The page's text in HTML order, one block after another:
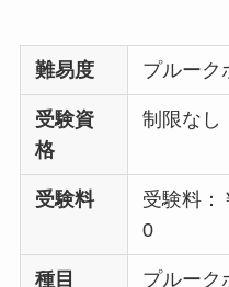
難易度 プルーク
受験資
格
制限なし
受験料
受験料：
0
種目
プルーク